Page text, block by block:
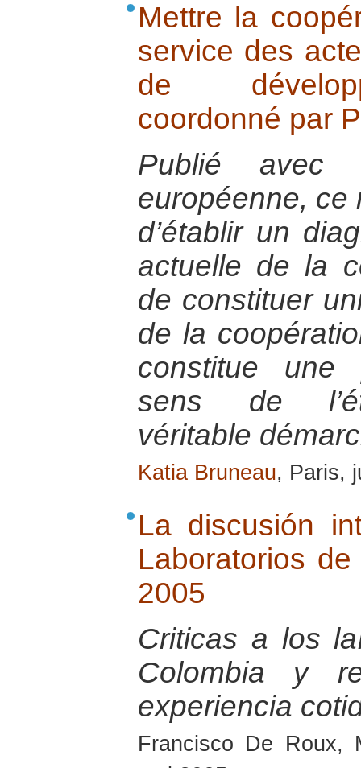
Mettre la
service des
de
coordonné par
Publié avec
européenne, ce
d’établir un
actuelle de la
de constituer
de la
constitue une
sens de
véritable
Katia Bruneau, Paris,
La discusión
Laboratorios
2005
Criticas a los
Colombia y
experiencia
Francisco De Roux,